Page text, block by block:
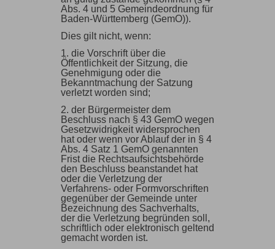
Abs. 4 und 5 Gemeindeordnung für
Baden-Württemberg (GemO)).
Dies gilt nicht, wenn:
1. die Vorschrift über die
Öffentlichkeit der Sitzung, die
Genehmigung oder die
Bekanntmachung der Satzung
verletzt worden sind;
2. der Bürgermeister dem
Beschluss nach § 43 GemO wegen
Gesetzwidrigkeit widersprochen
hat oder wenn vor Ablauf der in § 4
Abs. 4 Satz 1 GemO genannten
Frist die Rechtsaufsichtsbehörde
den Beschluss beanstandet hat
oder die Verletzung der
Verfahrens- oder Formvorschriften
gegenüber der Gemeinde unter
Bezeichnung des Sachverhalts,
der die Verletzung begründen soll,
schriftlich oder elektronisch geltend
gemacht worden ist.